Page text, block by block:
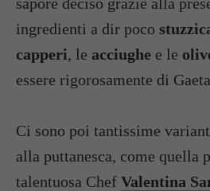
ingredienti a dir poco
capperi, le acciughe e le
essere rigorosamente di
Ci sono poi tantissime
alla puttanesca, come quella
talentuosa Chef Valentina